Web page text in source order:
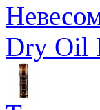
Dry Oil